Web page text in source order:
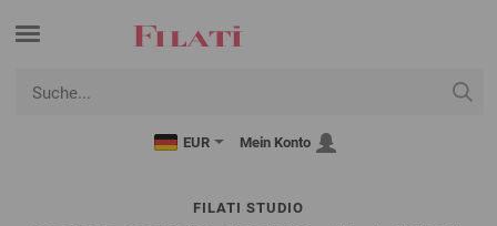
EUR Mein Konto
FILATI STUDIO